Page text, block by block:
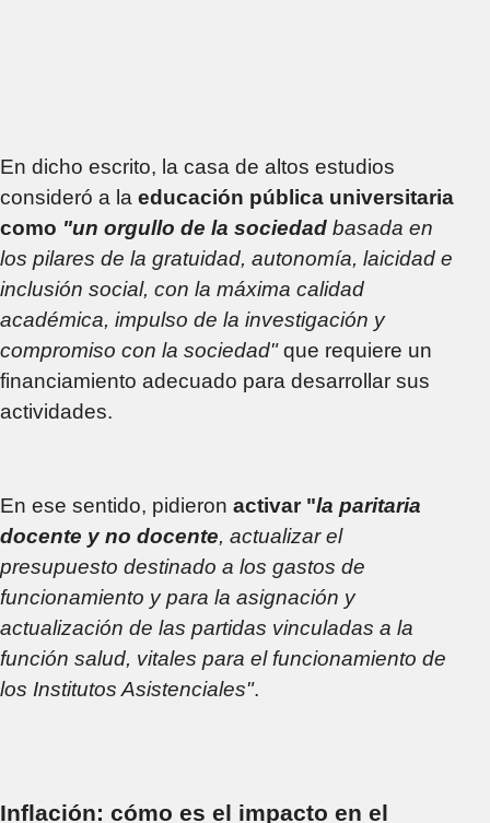
En dicho escrito, la casa de altos estudios
consideró a la educación pública universitaria
como "un orgullo de la sociedad basada en
los pilares de la gratuidad, autonomía, laicidad e
inclusión social, con la máxima calidad
académica, impulso de la investigación y
compromiso con la sociedad"que requiere un
financiamiento adecuado para desarrollar sus
actividades.
En ese sentido, pidieron activar "la paritaria
docente y no docente, actualizar el
presupuesto destinado a los gastos de
funcionamiento y para la asignación y
actualización de las partidas vinculadas a la
función salud, vitales para el funcionamiento de
los Institutos Asistenciales".
Inflación: cómo es el impacto en el